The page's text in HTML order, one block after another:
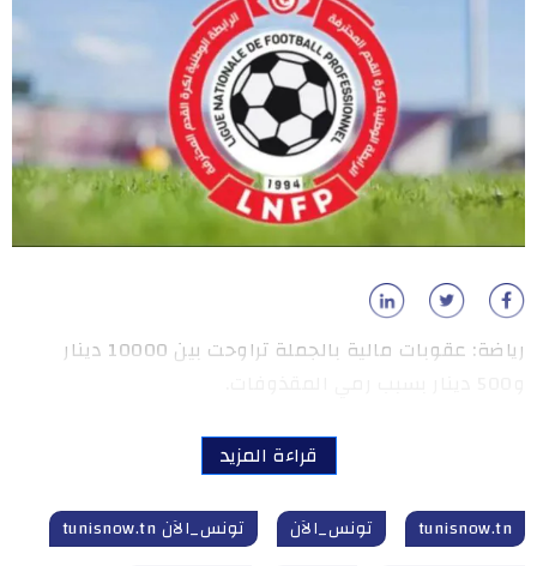
رياضة: عقوبات مالية بالجملة تراوحت بين 10000 دينار
قراءة المزيد
tunisnow.tn تونس_الآن
تونس_الآن tunisnow.tn